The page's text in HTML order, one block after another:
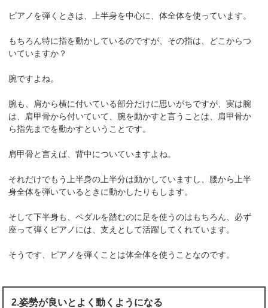
ピアノを弾くときは、上半身を中心に、体全体を使っています。
もちろん特に指を動かしているのですが、その指は、どこからつ
いていますか？
腕ですよね。
腕も、肩から横に付いている部分だけに思いがちですが、実は腕
は、肩甲骨から付いていて、腕を動かすと言うことは、肩甲骨か
ら指先までを動かすということです。
肩甲骨と言えば、背中についていますよね。
それだけでもう上半身の上半分は動かしていますし、腰から上半
身全体を弾いているときに動かしたりもします。
そして下半身も、ペダルを踏むのに足を使うのはもちろん、必ず
座って弾くピアノには、支えとして活躍してくれています。
そうです、ピアノを弾くことは体全体を使うことなのです。
2.姿勢が良いとよく動くようになる